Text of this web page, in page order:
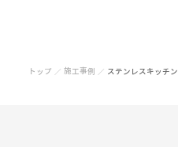
トップ ／ 施工事例 ／ ステンレスキッチン